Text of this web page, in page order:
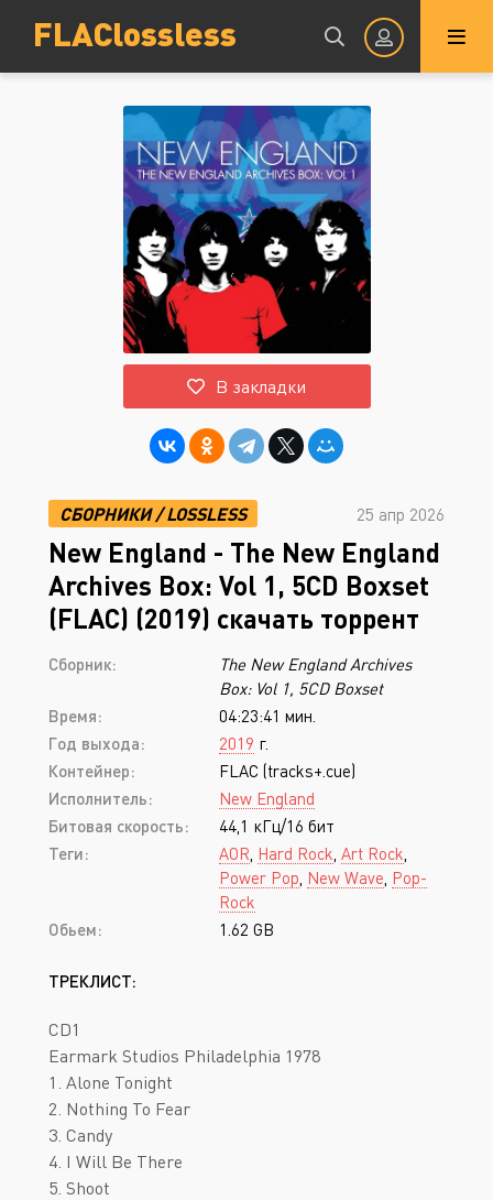
FLAClossless
Запомнить
ВОЙТИ НА САЙТ
Восстановить пароль
Или войти через
В закладки
СБОРНИКИ/LOSSLESS 25 апр 2026
New England - The New England
Archives Box: Vol 1, 5CD Boxset
(FLAC) (2019) скачать торрент
Сборник:
The New England Archives
Box: Vol 1, 5CD Boxset
Время:
04:23:41 мин.
Год выхода:
2019 г.
Контейнер:
FLAC (tracks+.cue)
Исполнитель:
New England
Битовая скорость:
44,1 кГц/16 бит
Теги:
AOR Hard Rock Art Rock
Power Pop New Wave Pop-
Rock
Обьем:
1.62 GB
ТРЕКЛИСТ:
CD1
Earmark Studios Philadelphia 1978
1. Alone Tonight
2. Nothing To Fear
3. Candy
4. I Will Be There
5. Shoot